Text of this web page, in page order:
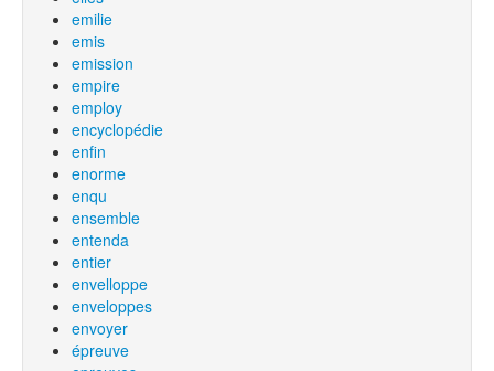
emilie
emis
emission
empire
employ
encyclopédie
enfin
enorme
enqu
ensemble
entenda
entier
envelloppe
enveloppes
envoyer
épreuve